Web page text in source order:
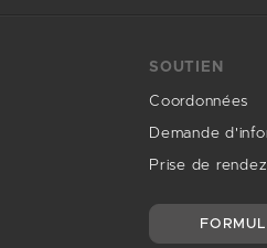
SOUTIEN
Coordonnées
Demande
Prise de